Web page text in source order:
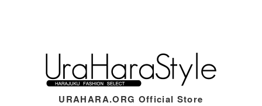
URAHARA.ORG Official Store